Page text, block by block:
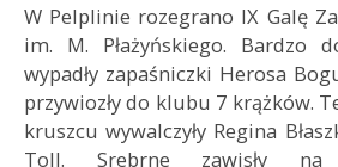
W Pelplinie rozegrano IX Galę
im. M. Płażyńskiego. Bardzo
wypadły zapaśniczki Herosa
przywiozły do klubu 7 krążków.
kruszcu wywalczyły Regina
Toll. Srebrne zawisły na